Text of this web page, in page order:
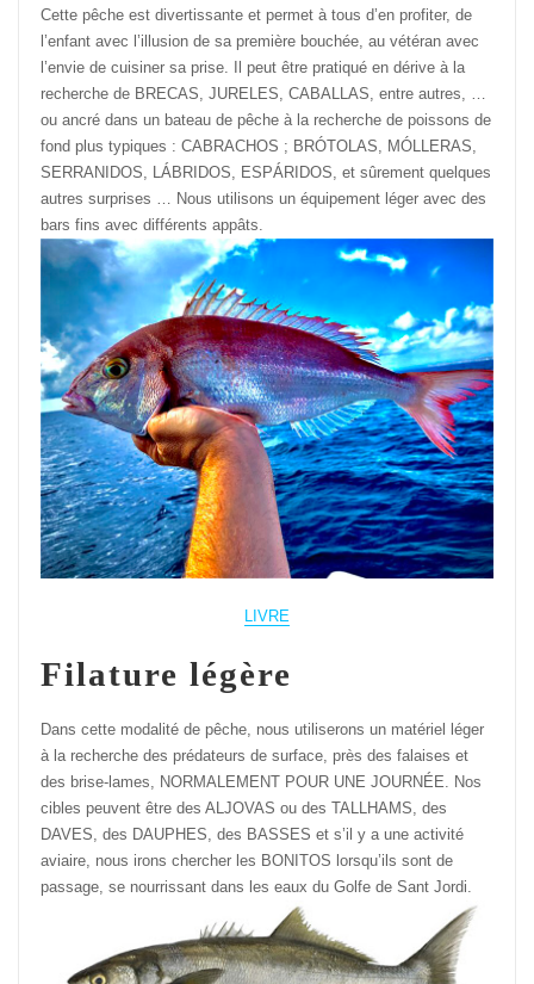
Cette pêche est divertissante et permet à tous d’en profiter, de
l’enfant avec l’illusion de sa première bouchée, au vétéran avec
l’envie de cuisiner sa prise. Il peut être pratiqué en dérive à la
recherche de BRECAS, JURELES, CABALLAS, entre autres, …
ou ancré dans un bateau de pêche à la recherche de poissons de
fond plus typiques : CABRACHOS ; BRÓTOLAS, MÓLLERAS,
SERRANIDOS, LÁBRIDOS, ESPÁRIDOS, et sûrement quelques
autres surprises … Nous utilisons un équipement léger avec des
bars fins avec différents appâts.
LIVRE
Filature légère
Dans cette modalité de pêche, nous utiliserons un matériel léger
à la recherche des prédateurs de surface, près des falaises et
des brise-lames, NORMALEMENT POUR UNE JOURNÉE. Nos
cibles peuvent être des ALJOVAS ou des TALLHAMS, des
DAVES, des DAUPHES, des BASSES et s’il y a une activité
aviaire, nous irons chercher les BONITOS lorsqu’ils sont de
passage, se nourrissant dans les eaux du Golfe de Sant Jordi.